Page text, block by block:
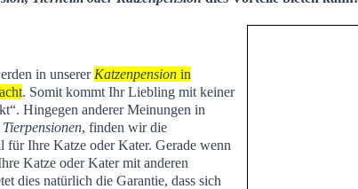
in unserer Katzenpension in
. Somit kommt Ihr Liebling mit keiner
Hingegen anderer Meinungen in
Tierpensionen, finden wir die
für Ihre Katze oder Kater. Gerade wenn
Katze oder Kater mit anderen
dies natürlich die Garantie, dass sich